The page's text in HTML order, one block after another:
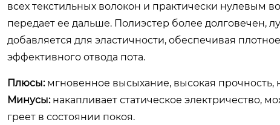
всех текстильных волокон и практически нулевым
передает ее дальше. Полиэстер более долговечен,
добавляется для эластичности, обеспечивая
эффективного отвода пота.
Плюсы:мгновенное высыхание, высокая прочность,
Минусы:накапливает статическое электричество,
греет в состоянии покоя.